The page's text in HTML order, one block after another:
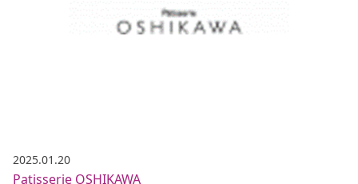
2025.01.20
Patisserie OSHIKAWA